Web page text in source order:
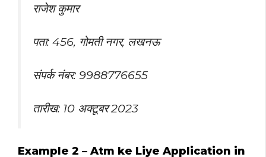
राजेश कुमार
पता: 456, गोमती नगर, लखनऊ
संपर्क नंबर: 9988776655
तारीख: 10 अक्टूबर 2023
Example 2 – Atm ke Liye Application in